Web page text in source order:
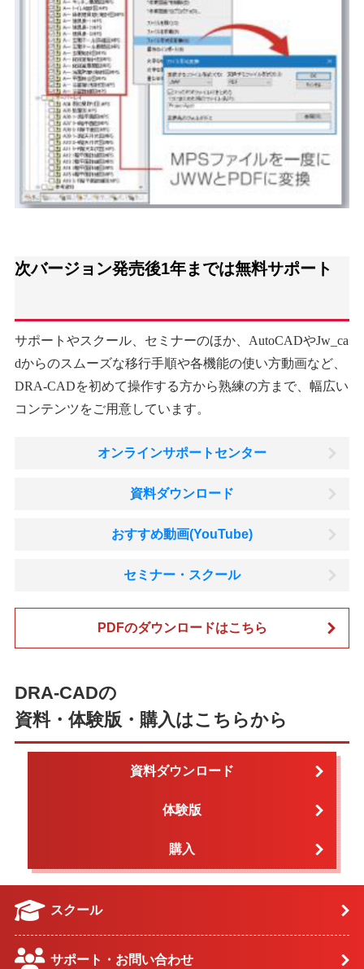
次バージョン発売後1年までは無料サポート
サポートやスクール、セミナーのほか、AutoCADやJw_ca
dからのスムーズな移行手順や各機能の使い方動画など、
DRA-CADを初めて操作する方から熟練の方まで、幅広い
コンテンツをご用意しています。
オンラインサポートセンター
資料ダウンロード
おすすめ動画(YouTube)
セミナー・スクール
PDFのダウンロードはこちら
DRA-CADの
資料・体験版・購入はこちらから
資料ダウンロード
体験版
購入
スクール
サポート・お問い合わせ